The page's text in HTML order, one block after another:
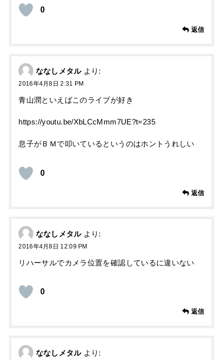
0
返信
ななしメタル より:
2016年4月8日 2:31 PM
青山潤といえばこのライブが好き
https://youtu.be/XbLCcMmm7UE?t=235
息子がＢＭで叩いているというのはホントうれしい
0
返信
ななしメタル より:
2016年4月8日 12:09 PM
リハーサルでカメラ位置を確認しているに違いない
0
返信
ななしメタル より: